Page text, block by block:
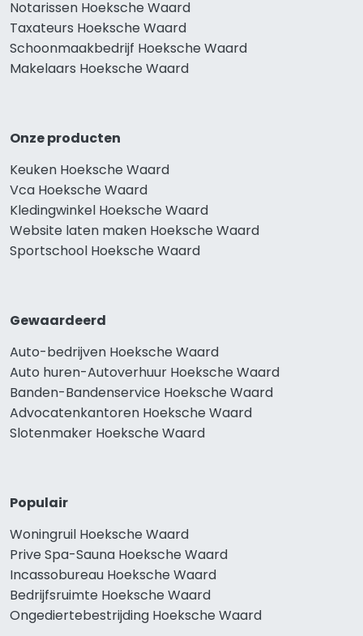
Notarissen Hoeksche Waard
Taxateurs Hoeksche Waard
Schoonmaakbedrijf Hoeksche Waard
Makelaars Hoeksche Waard
Onze producten
Keuken Hoeksche Waard
Vca Hoeksche Waard
Kledingwinkel Hoeksche Waard
Website laten maken Hoeksche Waard
Sportschool Hoeksche Waard
Gewaardeerd
Auto-bedrijven Hoeksche Waard
Auto huren-Autoverhuur Hoeksche Waard
Banden-Bandenservice Hoeksche Waard
Advocatenkantoren Hoeksche Waard
Slotenmaker Hoeksche Waard
Populair
Woningruil Hoeksche Waard
Prive Spa-Sauna Hoeksche Waard
Incassobureau Hoeksche Waard
Bedrijfsruimte Hoeksche Waard
Ongediertebestrijding Hoeksche Waard